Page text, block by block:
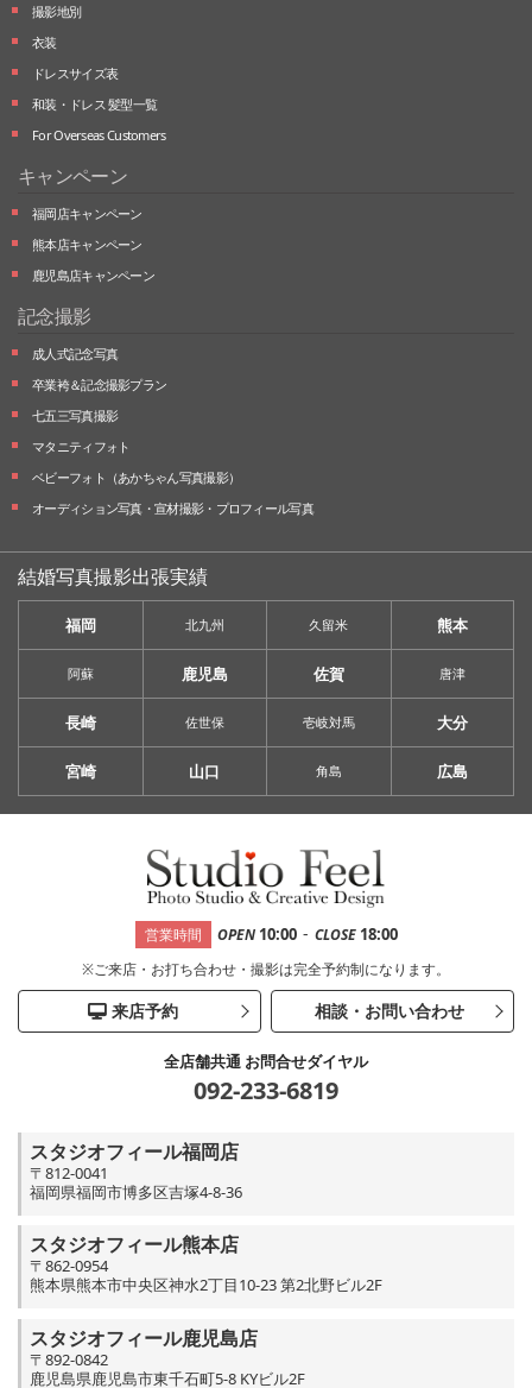
撮影地別
衣装
ドレスサイズ表
和装・ドレス 髪型一覧
For Overseas Customers
キャンペーン
福岡店キャンペーン
熊本店キャンペーン
鹿児島店キャンペーン
記念撮影
成人式記念写真
卒業袴＆記念撮影プラン
七五三写真撮影
マタニティフォト
ベビーフォト （あかちゃん写真撮影）
オーディション写真・ 宣材撮影・ プロフィール写真
結婚写真撮影出張実績
福岡 北九州 久留米 熊本
阿蘇 鹿児島 佐賀 唐津
長崎 佐世保 壱岐対馬 大分
宮崎 山口 角島 広島
営業時間 OPEN 10:00 - CLOSE 18:00
※ご来店・お打ち合わせ・撮影は完全予約制になります。
来店予約 相談・お問い合わせ
全店舗共通 お問合せダイヤル
092-233-6819
スタジオフィール福岡店
〒812-0041
福岡県福岡市博多区吉塚4-8-36
スタジオフィール熊本店
〒862-0954
熊本県熊本市中央区神水2丁目10-23 第2北野ビル2F
スタジオフィール鹿児島店
〒892-0842
鹿児島県鹿児島市東千石町5-8 KYビル2F